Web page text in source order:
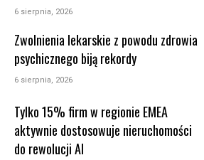
6 sierpnia, 2026
Zwolnienia lekarskie z powodu zdrowia
psychicznego biją rekordy
6 sierpnia, 2026
Tylko 15% firm w regionie EMEA
aktywnie dostosowuje nieruchomości
do rewolucji AI